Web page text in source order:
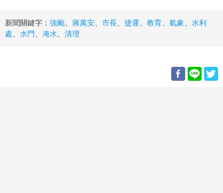
新聞關鍵字： 強颱、 蔣萬安、 市長、 捷運、 教育、 氣象、 水利
處、 水門 、 淹水、 清理